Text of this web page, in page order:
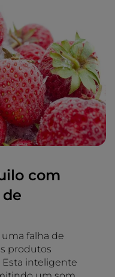
com
falha de
produtos
inteligente